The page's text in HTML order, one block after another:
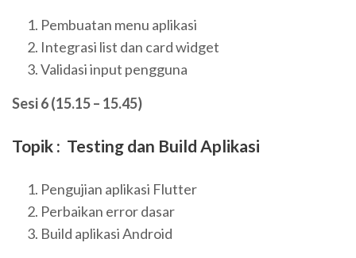
Pembuatan menu aplikasi
Integrasi list dan card widget
Validasi input pengguna
Sesi 6 (15.15 – 15.45)
Topik : Testing dan Build Aplikasi
Pengujian aplikasi Flutter
Perbaikan error dasar
Build aplikasi Android